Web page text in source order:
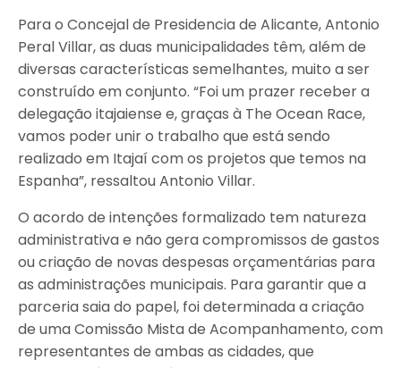
Para o Concejal de Presidencia de Alicante, Antonio
Peral Villar, as duas municipalidades têm, além de
diversas características semelhantes, muito a ser
construído em conjunto. “Foi um prazer receber a
delegação itajaiense e, graças à The Ocean Race,
vamos poder unir o trabalho que está sendo
realizado em Itajaí com os projetos que temos na
Espanha”, ressaltou Antonio Villar.
O acordo de intenções formalizado tem natureza
administrativa e não gera compromissos de gastos
ou criação de novas despesas orçamentárias para
as administrações municipais. Para garantir que a
parceria saia do papel, foi determinada a criação
de uma Comissão Mista de Acompanhamento, com
representantes de ambas as cidades, que